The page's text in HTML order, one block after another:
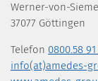
Werner-von-
37077 Göttingen
Telefon 0800.58
info(at)amedes-